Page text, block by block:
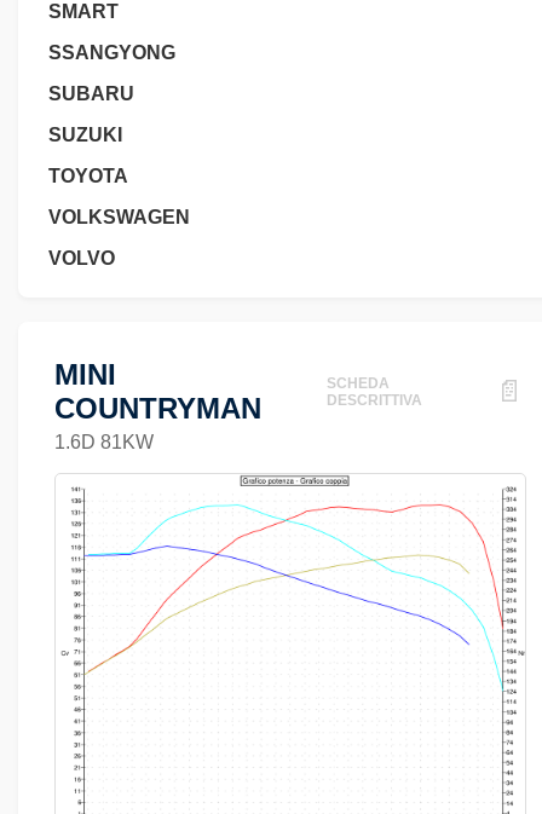
SMART
SSANGYONG
SUBARU
SUZUKI
TOYOTA
VOLKSWAGEN
VOLVO
MINI
COUNTRYMAN
SCHEDA
DESCRITTIVA
📄
1.6D 81KW